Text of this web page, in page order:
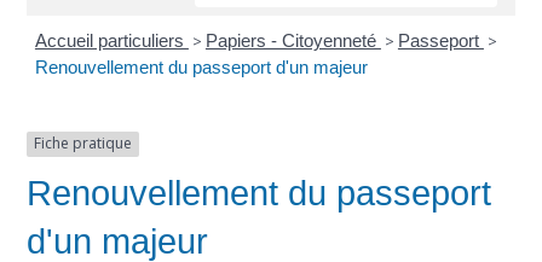
Accueil particuliers > Papiers - Citoyenneté > Passeport >
Renouvellement du passeport d'un majeur
Fiche pratique
Renouvellement du passeport
d'un majeur